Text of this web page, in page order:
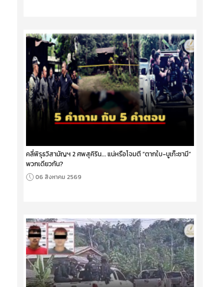
คลี่พิรุธวิสามัญฯ 2 ศพสุคิริน... แน่หรือโจมตี “ตากใบ-บูเก๊ะซามี”
พวกเดียวกัน?
06 สิงหาคม 2569